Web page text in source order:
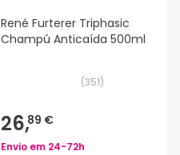
René Furterer Triphasic
Champú Anticaída 500ml
(351)
26,89 €
Envio em 24-72h